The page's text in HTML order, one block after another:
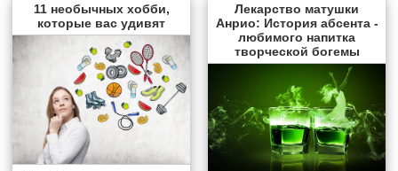
11 необычных хобби,
которые вас удивят
Лекарство матушки
Анрио: История абсента -
любимого напитка
творческой богемы